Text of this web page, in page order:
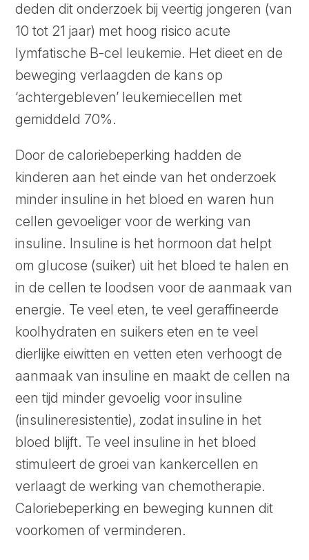
deden dit onderzoek bij veertig jongeren (van
10 tot 21 jaar) met hoog risico acute
lymfatische B-cel leukemie. Het dieet en de
beweging verlaagden de kans op
‘achtergebleven’ leukemiecellen met
gemiddeld 70%.
Door de caloriebeperking hadden de
kinderen aan het einde van het onderzoek
minder insuline in het bloed en waren hun
cellen gevoeliger voor de werking van
insuline. Insuline is het hormoon dat helpt
om glucose (suiker) uit het bloed te halen en
in de cellen te loodsen voor de aanmaak van
energie. Te veel eten, te veel geraffineerde
koolhydraten en suikers eten en te veel
dierlijke eiwitten en vetten eten verhoogt de
aanmaak van insuline en maakt de cellen na
een tijd minder gevoelig voor insuline
(insulineresistentie), zodat insuline in het
bloed blijft. Te veel insuline in het bloed
stimuleert de groei van kankercellen en
verlaagt de werking van chemotherapie.
Caloriebeperking en beweging kunnen dit
voorkomen of verminderen.